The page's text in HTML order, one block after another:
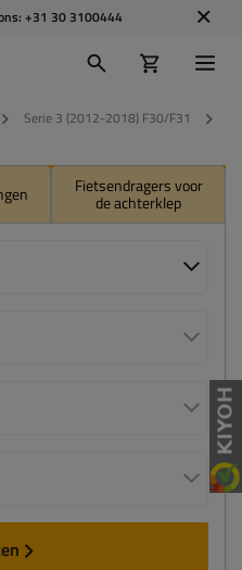
+31 30 3100444
Serie 3 (2012-2018) F30/F31
Fietsendragers voor
de achterklep